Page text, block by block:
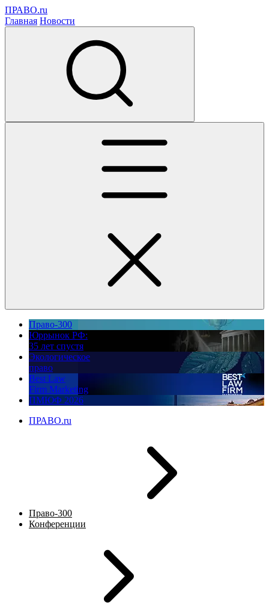
ПРАВО.ru
Главная Новости
Право-300
Юррынок РФ:
35 лет спустя
Экологическое
право
Best Law
Firm Marketing
ПМЮФ 2026
ПРАВО.ru
Право-300
Конференции